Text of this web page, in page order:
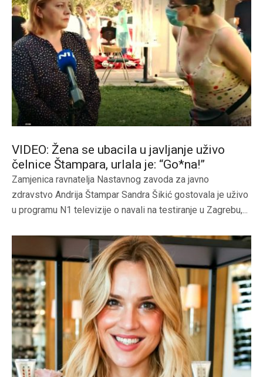
VIDEO: Žena se ubacila u javljanje uživo
čelnice Štampara, urlala je: “Go*na!”
Zamjenica ravnatelja Nastavnog zavoda za javno
zdravstvo Andrija Štampar Sandra Šikić gostovala je uživo
u programu N1 televizije o navali na testiranje u Zagrebu,...